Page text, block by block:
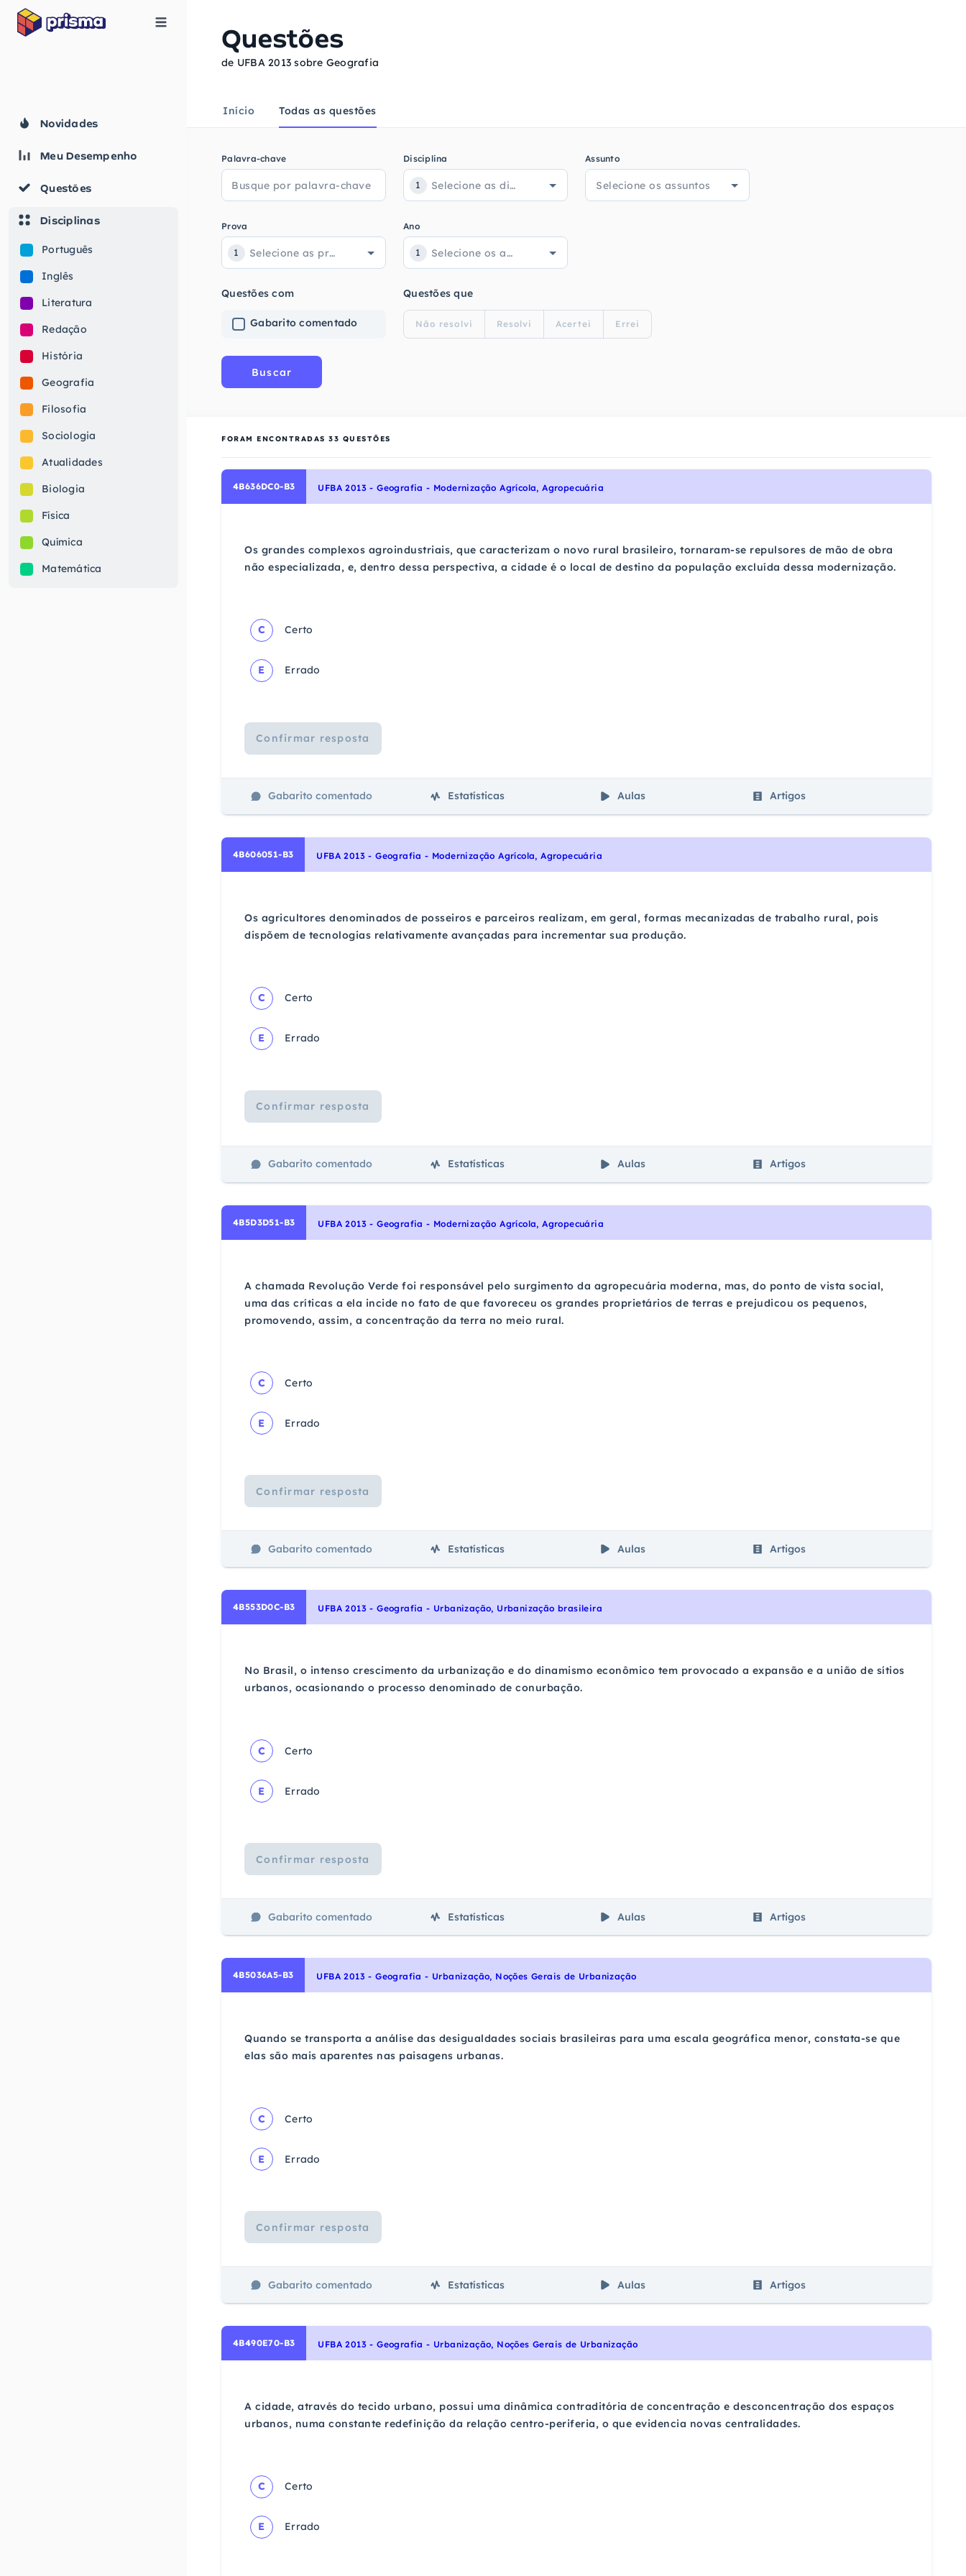
Novidades
Meu Desempenho
Questões
Disciplinas
Português
Inglês
Literatura
Redação
História
Geografia
Filosofia
Sociologia
Atualidades
Biologia
Física
Química
Matemática
Questões
de UFBA 2013 sobre Geografia
Início Todas as questões
Palavra-chave Disciplina
1
Assunto
Prova
1
Ano
1
Questões com
Gabarito comentado
Questões que
Não resolvi Resolvi Acertei Errei
Buscar
FORAM ENCONTRADAS 33 QUESTÕES
4B636DC0-B3 UFBA 2013 - Geografia - Modernização Agrícola, Agropecuária
Os grandes complexos agroindustriais, que caracterizam o novo rural brasileiro, tornaram-se repulsores de mão de obra
não especializada, e, dentro dessa perspectiva, a cidade é o local de destino da população excluída dessa modernização.
C Certo
E Errado
Confirmar resposta
Gabarito comentado Estatísticas Aulas Artigos
4B606051-B3 UFBA 2013 - Geografia - Modernização Agrícola, Agropecuária
Os agricultores denominados de posseiros e parceiros realizam, em geral, formas mecanizadas de trabalho rural, pois
dispõem de tecnologias relativamente avançadas para incrementar sua produção.
C Certo
E Errado
Confirmar resposta
Gabarito comentado Estatísticas Aulas Artigos
4B5D3D51-B3 UFBA 2013 - Geografia - Modernização Agrícola, Agropecuária
A chamada Revolução Verde foi responsável pelo surgimento da agropecuária moderna, mas, do ponto de vista social,
uma das críticas a ela incide no fato de que favoreceu os grandes proprietários de terras e prejudicou os pequenos,
promovendo, assim, a concentração da terra no meio rural.
C Certo
E Errado
Confirmar resposta
Gabarito comentado Estatísticas Aulas Artigos
4B553D0C-B3 UFBA 2013 - Geografia - Urbanização, Urbanização brasileira
No Brasil, o intenso crescimento da urbanização e do dinamismo econômico tem provocado a expansão e a união de sítios
urbanos, ocasionando o processo denominado de conurbação.
C Certo
E Errado
Confirmar resposta
Gabarito comentado Estatísticas Aulas Artigos
4B5036A5-B3 UFBA 2013 - Geografia - Urbanização, Noções Gerais de Urbanização
Quando se transporta a análise das desigualdades sociais brasileiras para uma escala geográfica menor, constata-se que
elas são mais aparentes nas paisagens urbanas.
C Certo
E Errado
Confirmar resposta
Gabarito comentado Estatísticas Aulas Artigos
4B490E70-B3 UFBA 2013 - Geografia - Urbanização, Noções Gerais de Urbanização
A cidade, através do tecido urbano, possui uma dinâmica contraditória de concentração e desconcentração dos espaços
urbanos, numa constante redefinição da relação centro-periferia, o que evidencia novas centralidades.
C Certo
E Errado